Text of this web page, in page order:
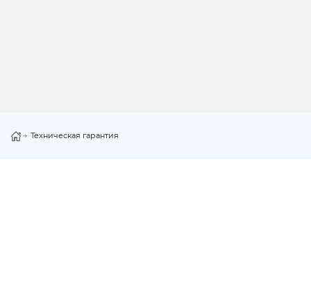
Техническая гарантия